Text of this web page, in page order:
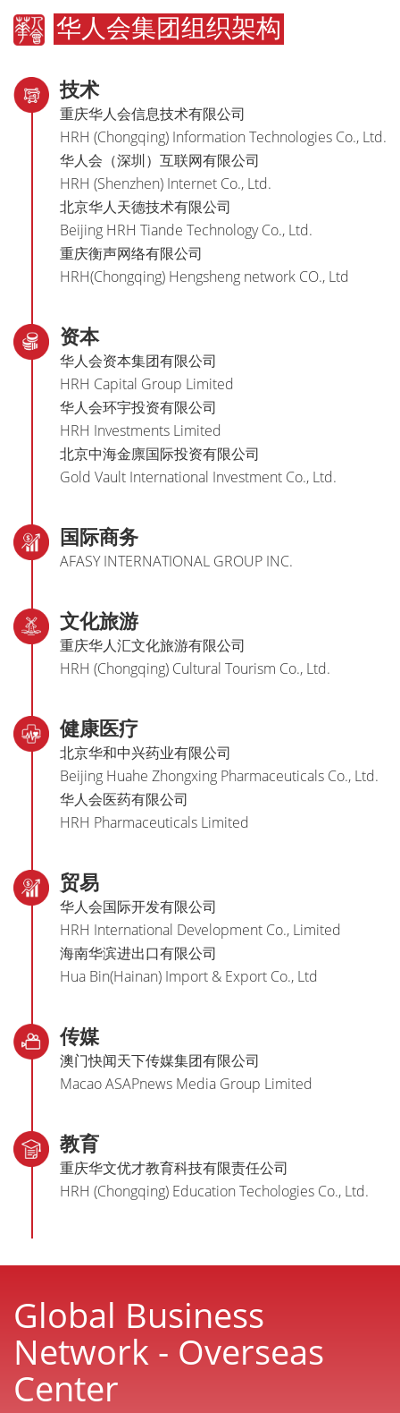
华人会集团组织架构
技术
重庆华人会信息技术有限公司
HRH (Chongqing) Information Technologies Co., Ltd.
华人会（深圳）互联网有限公司
HRH (Shenzhen) Internet Co., Ltd.
北京华人天德技术有限公司
Beijing HRH Tiande Technology Co., Ltd.
重庆衡声网络有限公司
HRH(Chongqing) Hengsheng network CO., Ltd
资本
华人会资本集团有限公司
HRH Capital Group Limited
华人会环宇投资有限公司
HRH Investments Limited
北京中海金廪国际投资有限公司
Gold Vault International Investment Co., Ltd.
国际商务
AFASY INTERNATIONAL GROUP INC.
文化旅游
重庆华人汇文化旅游有限公司
HRH (Chongqing) Cultural Tourism Co., Ltd.
健康医疗
北京华和中兴药业有限公司
Beijing Huahe Zhongxing Pharmaceuticals Co., Ltd.
华人会医药有限公司
HRH Pharmaceuticals Limited
贸易
华人会国际开发有限公司
HRH International Development Co., Limited
海南华滨进出口有限公司
Hua Bin(Hainan) Import & Export Co., Ltd
传媒
澳门快闻天下传媒集团有限公司
Macao ASAPnews Media Group Limited
教育
重庆华文优才教育科技有限责任公司
HRH (Chongqing) Education Techologies Co., Ltd.
Global Business
Network - Overseas
Center